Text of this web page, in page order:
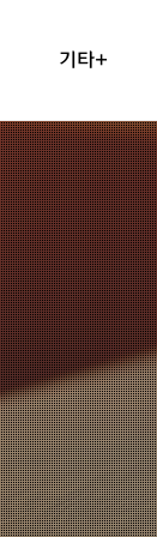
기타+